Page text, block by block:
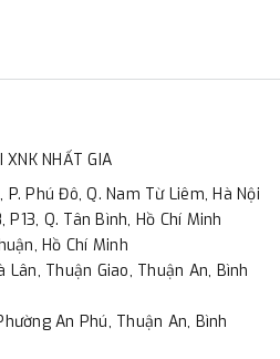
XNK NHẤT GIA
P. Phú Đô, Q. Nam Từ Liêm, Hà Nội
Q. Tân Bình, Hồ Chí Minh
Hồ Chí Minh
Lân, Thuận Giao, Thuận An, Bình
An Phú, Thuận An, Bình